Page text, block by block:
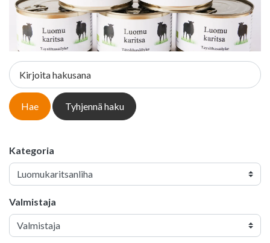
Kirjoita hakusana
Hae Tyhjennä haku
Kategoria
Valmistaja